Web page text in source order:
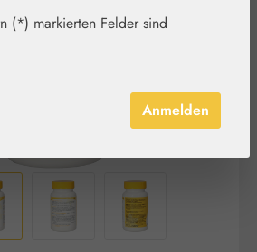
(*) markierten Felder sind
Anmelden